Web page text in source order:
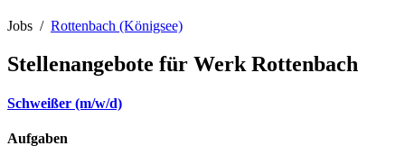
Jobs / Rottenbach (Königsee)
Stellenangebote für Werk Rottenbach
Schweißer (m/w/d)
Aufgaben